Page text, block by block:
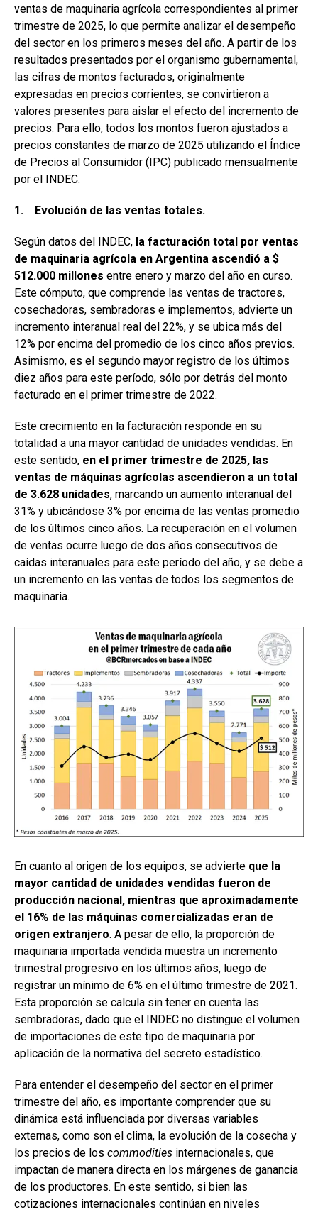
ventas de maquinaria agrícola correspondientes al primer
trimestre de 2025, lo que permite analizar el desempeño
del sector en los primeros meses del año. A partir de los
resultados presentados por el organismo gubernamental,
las cifras de montos facturados, originalmente
expresadas en precios corrientes, se convirtieron a
valores presentes para aislar el efecto del incremento de
precios. Para ello, todos los montos fueron ajustados a
precios constantes de marzo de 2025 utilizando el Índice
de Precios al Consumidor (IPC) publicado mensualmente
por el INDEC.
1. Evolución de las ventas totales.
Según datos del INDEC, la facturación total por ventas
de maquinaria agrícola en Argentina ascendió a $
512.000 millones entre enero y marzo del año en curso.
Este cómputo, que comprende las ventas de tractores,
cosechadoras, sembradoras e implementos, advierte un
incremento interanual real del 22%, y se ubica más del
12% por encima del promedio de los cinco años previos.
Asimismo, es el segundo mayor registro de los últimos
diez años para este período, sólo por detrás del monto
facturado en el primer trimestre de 2022.
Este crecimiento en la facturación responde en su
totalidad a una mayor cantidad de unidades vendidas. En
este sentido, en el primer trimestre de 2025, las
ventas de máquinas agrícolas ascendieron a un total
de 3.628 unidades, marcando un aumento interanual del
31% y ubicándose 3% por encima de las ventas promedio
de los últimos cinco años. La recuperación en el volumen
de ventas ocurre luego de dos años consecutivos de
caídas interanuales para este período del año, y se debe a
un incremento en las ventas de todos los segmentos de
maquinaria.
En cuanto al origen de los equipos, se advierte que la
mayor cantidad de unidades vendidas fueron de
producción nacional, mientras que aproximadamente
el 16% de las máquinas comercializadas eran de
origen extranjero. A pesar de ello, la proporción de
maquinaria importada vendida muestra un incremento
trimestral progresivo en los últimos años, luego de
registrar un mínimo de 6% en el último trimestre de 2021.
Esta proporción se calcula sin tener en cuenta las
sembradoras, dado que el INDEC no distingue el volumen
de importaciones de este tipo de maquinaria por
aplicación de la normativa del secreto estadístico.
Para entender el desempeño del sector en el primer
trimestre del año, es importante comprender que su
dinámica está influenciada por diversas variables
externas, como son el clima, la evolución de la cosecha y
los precios de los commodities internacionales, que
impactan de manera directa en los márgenes de ganancia
de los productores. En este sentido, si bien las
cotizaciones internacionales continúan en niveles